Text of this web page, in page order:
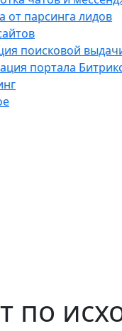
от парсинга лидов
поисковой
портала